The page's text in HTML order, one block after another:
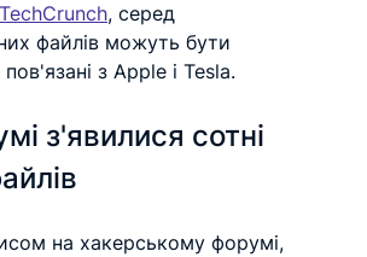
TechCrunch, серед
файлів можуть бути
з Apple і Tesla.
з'явилися сотні
на хакерському форумі,